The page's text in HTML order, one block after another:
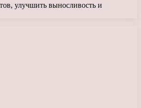
улучшить выносливость и